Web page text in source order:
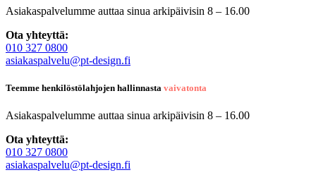
Asiakaspalvelumme auttaa sinua arkipäivisin 8 – 16.00
Ota yhteyttä:
010 327 0800
asiakaspalvelu@pt-design.fi
Teemme henkilöstölahjojen hallinnasta vaivatonta
Asiakaspalvelumme auttaa sinua arkipäivisin 8 – 16.00
Ota yhteyttä:
010 327 0800
asiakaspalvelu@pt-design.fi